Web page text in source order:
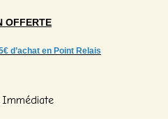
OFFERTE
d’achat en Point Relais
Immédiate